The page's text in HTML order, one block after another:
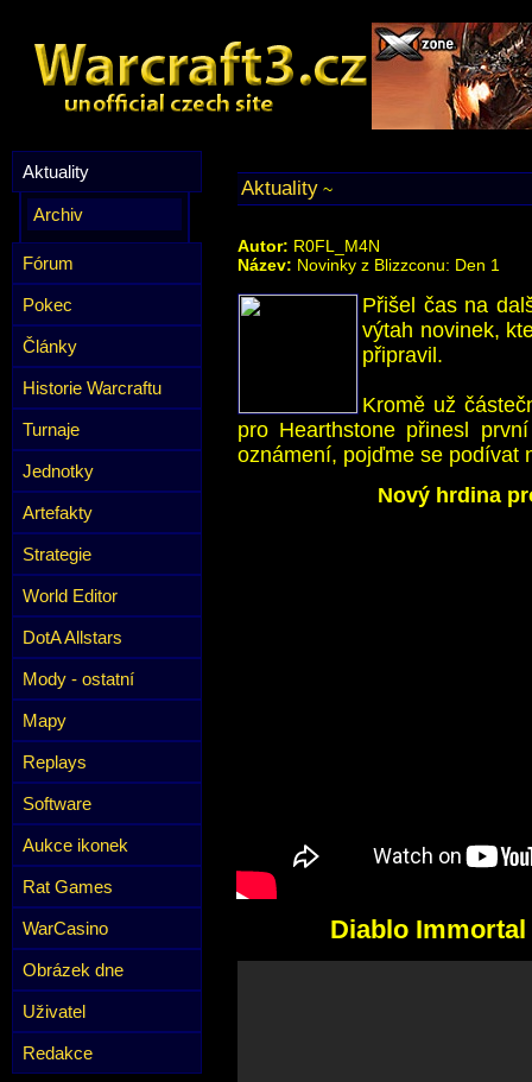
Aktuality
Archiv
Fórum
Pokec
Články
Historie Warcraftu
Turnaje
Jednotky
Artefakty
Strategie
World Editor
DotA Allstars
Mody - ostatní
Mapy
Replays
Software
Aukce ikonek
Rat Games
WarCasino
Obrázek dne
Uživatel
Redakce
Aktuality ~
Autor: R0FL_M4N
Název: Novinky z Blizzconu: Den 1
Přišel čas na
výtah novinek,
připravil.
Kromě už
pro Hearthstone přinesl
oznámení, pojďme se podívat
Nový hrdina
Diablo